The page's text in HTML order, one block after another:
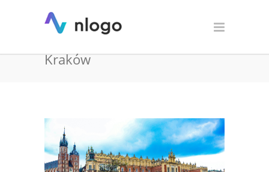
Projektowanie logo oraz
Kraków